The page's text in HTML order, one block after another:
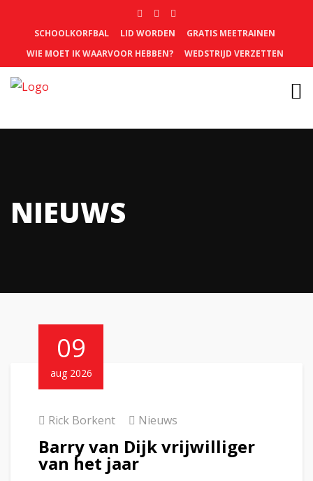
SCHOOLKORFBAL LID WORDEN
GRATIS MEETRAINEN
WIE MOET IK WAARVOOR HEBBEN?
WEDSTRIJD VERZETTEN
NIEUWS
09
aug 2026
Rick Borkent Nieuws
Barry van Dijk vrijwilliger
van het jaar